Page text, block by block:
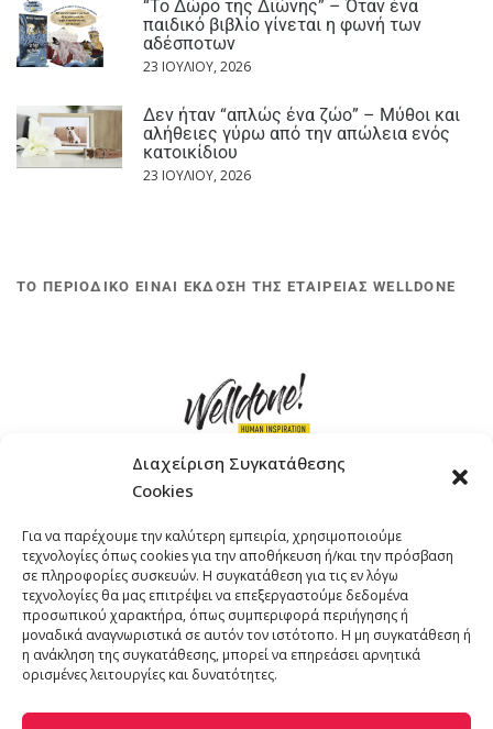
Διαχείριση Συγκατάθεσης
Cookies
Για να παρέχουμε την καλύτερη εμπειρία, χρησιμοποιούμε
τεχνολογίες όπως cookies για την αποθήκευση ή/και την πρόσβαση
σε πληροφορίες συσκευών. Η συγκατάθεση για τις εν λόγω
τεχνολογίες θα μας επιτρέψει να επεξεργαστούμε δεδομένα
προσωπικού χαρακτήρα, όπως συμπεριφορά περιήγησης ή
μοναδικά αναγνωριστικά σε αυτόν τον ιστότοπο. Η μη συγκατάθεση ή
η ανάκληση της συγκατάθεσης, μπορεί να επηρεάσει αρνητικά
ορισμένες λειτουργίες και δυνατότητες.
“Το Δώρο της Διώνης” – Όταν ένα
παιδικό βιβλίο γίνεται η φωνή των
αδέσποτων
23 ΙΟΥΛΊΟΥ, 2026
Δεν ήταν “απλώς ένα ζώο” – Μύθοι και
αλήθειες γύρω από την απώλεια ενός
κατοικίδιου
23 ΙΟΥΛΊΟΥ, 2026
ΤΟ ΠΕΡΙΟΔΙΚΟ ΕΙΝΑΙ ΕΚΔΟΣΗ ΤΗΣ ΕΤΑΙΡΕΙΑΣ WELLDONE
ΤΗΛΕΦΩΝΟ: +30 211 4021758
EMAIL:info@welldone.com.gr